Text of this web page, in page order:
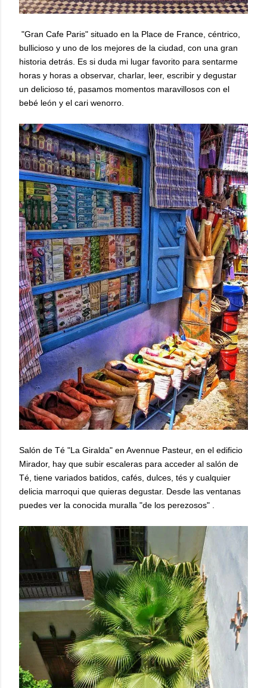
"Gran Cafe Paris" situado en la Place de France, céntrico,
bullicioso y uno de los mejores de la ciudad, con una gran
historia detrás. Es si duda mi lugar favorito para sentarme
horas y horas a observar, charlar, leer, escribir y degustar
un delicioso té, pasamos momentos maravillosos con el
bebé león y el cari wenorro.
Salón de Té "La Giralda" en Avennue Pasteur, en el edificio
Mirador, hay que subir escaleras para acceder al salón de
Té, tiene variados batidos, cafés, dulces, tés y cualquier
delicia marroqui que quieras degustar. Desde las ventanas
puedes ver la conocida muralla "de los perezosos" .